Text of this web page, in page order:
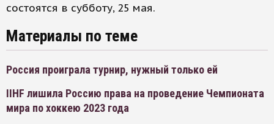
состоятся в субботу, 25 мая.
Материалы по теме
Россия проиграла турнир, нужный только ей
IIHF лишила Россию права на проведение Чемпионата
мира по хоккею 2023 года